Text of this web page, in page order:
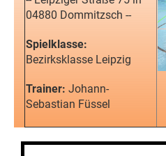
04880 Dommitzsch --
Spielklasse:
Bezirksklasse Leipzig
Trainer: Johann-
Sebastian Füssel